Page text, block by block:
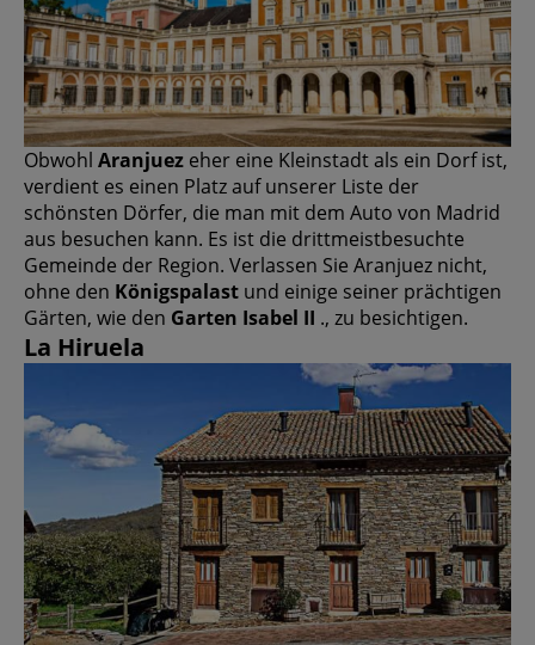
Obwohl Aranjuez eher eine Kleinstadt als ein Dorf ist,
verdient es einen Platz auf unserer Liste der
schönsten Dörfer, die man mit dem Auto von Madrid
aus besuchen kann. Es ist die drittmeistbesuchte
Gemeinde der Region. Verlassen Sie Aranjuez nicht,
ohne den Königspalast und einige seiner prächtigen
Gärten, wie den Garten Isabel II ., zu besichtigen.
La Hiruela